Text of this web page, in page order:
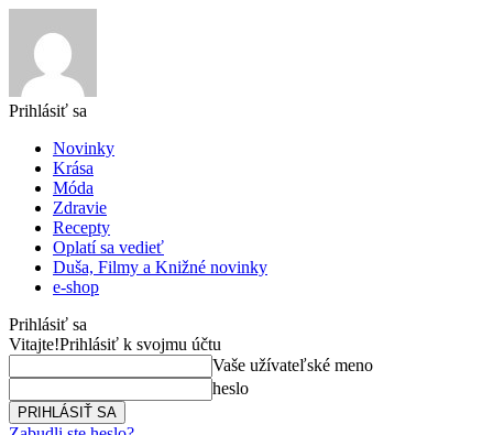
Prihlásiť sa
Novinky
Krása
Móda
Zdravie
Recepty
Oplatí sa vedieť
Duša, Filmy a Knižné novinky
e-shop
Prihlásiť sa
Vitajte!Prihlásiť k svojmu účtu
Vaše užívateľské meno
heslo